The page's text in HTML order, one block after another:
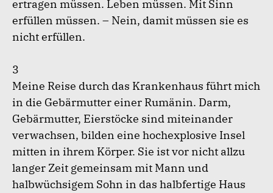
ertragen müssen. Leben müssen. Mit Sinn
erfüllen müssen. – Nein, damit müssen sie es
nicht erfüllen.
3
Meine Reise durch das Krankenhaus führt mich
in die Gebärmutter einer Rumänin. Darm,
Gebärmutter, Eierstöcke sind miteinander
verwachsen, bilden eine hochexplosive Insel
mitten in ihrem Körper. Sie ist vor nicht allzu
langer Zeit gemeinsam mit Mann und
halbwüchsigem Sohn in das halbfertige Haus